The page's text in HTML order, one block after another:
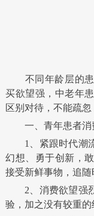
不同年龄层的患
买欲望强，中老年
区别对待，不能疏
一、青年患者消
1、紧跟时代潮流
幻想、勇于创新，
接受新鲜事物，追随
2、消费欲望强烈
验，加之没有较重的